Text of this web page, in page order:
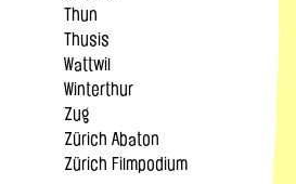
Thun
Thusis
Wattwil
Winterthur
Zug
Zürich Abaton
Zürich Filmpodium